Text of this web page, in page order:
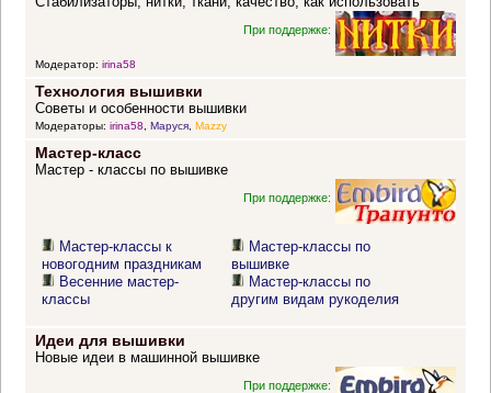
При поддержке:
Модератор: irina58
Технология вышивки
Советы и особенности вышивки
Модераторы: irina58, Маруся, Mazzy
Мастер-класс
Мастер - классы по вышивке
При поддержке:
Мастер-классы к
новогодним праздникам
Весенние мастер-
классы
Мастер-классы по
вышивке
Мастер-классы по
другим видам рукоделия
Идеи для вышивки
Новые идеи в машинной вышивке
При поддержке: